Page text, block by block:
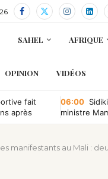
SAHEL AFRIQUE
OPINION VIDÉOS
fait
après
06:00
ministre
manifestants au Mali :